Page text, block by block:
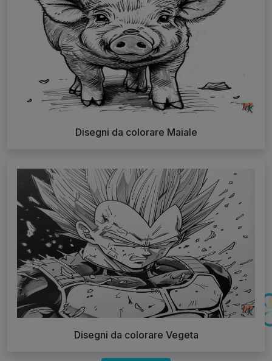
Disegni da colorare Maiale
Disegni da colorare Vegeta